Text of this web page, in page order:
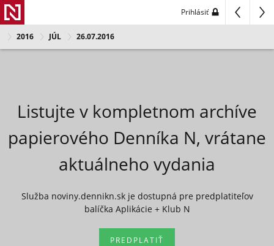
Prihlásiť
2016 JÚL 26.07.2016
Listujte v kompletnom archíve
papierového Denníka N, vrátane
aktuálneho vydania
Služba noviny.dennikn.sk je dostupná pre predplatiteľov
balíčka Aplikácie + Klub N
PREDPLATIŤ